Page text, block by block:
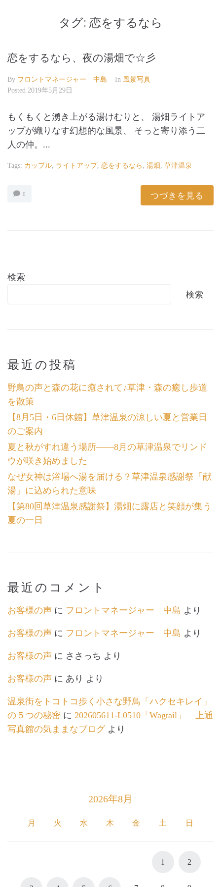
タグ: 恋をするなら
恋をするなら、夜の湯畑で☆彡
By フロントマネージャー 中島 In 風景写真
Posted 2019年5月29日
もくもくと湧き上がる湯けむりと、 湯畑ライトア
ップが織りなす幻想的な風景、 そっと寄り添う二
人の仲。...
Tags: カップル, ライトアップ, 恋をするなら , 湯畑 , 草津温泉
0 つづきを見る
検索
検索
最近の投稿
野鳥の声と森の花に癒されて♪草津・森の癒し歩道
を散策
【8月5日・6日休館】草津温泉の涼しい夏と営業日
のご案内
夏と秋がすれ違う場所――8月の草津温泉でリンド
ウが咲き始めました
なぜ女神は浴場へ湯を届ける？草津温泉感謝祭「献
湯」に込められた意味
【第80回草津温泉感謝祭】湯畑に露店と笑顔が集う
夏の一日
最近のコメント
お客様の声 に フロントマネージャー 中島 より
お客様の声 に フロントマネージャー 中島 より
お客様の声 に ささっち より
お客様の声 に あり より
温泉街をトコトコ歩く小さな野鳥「ハクセキレイ」
の５つの秘密 に 202605611-L0510「Wagtail」 – 上通
写真館の気ままなブログより
2026年8月
月 火 水 木 金 土 日
1 2